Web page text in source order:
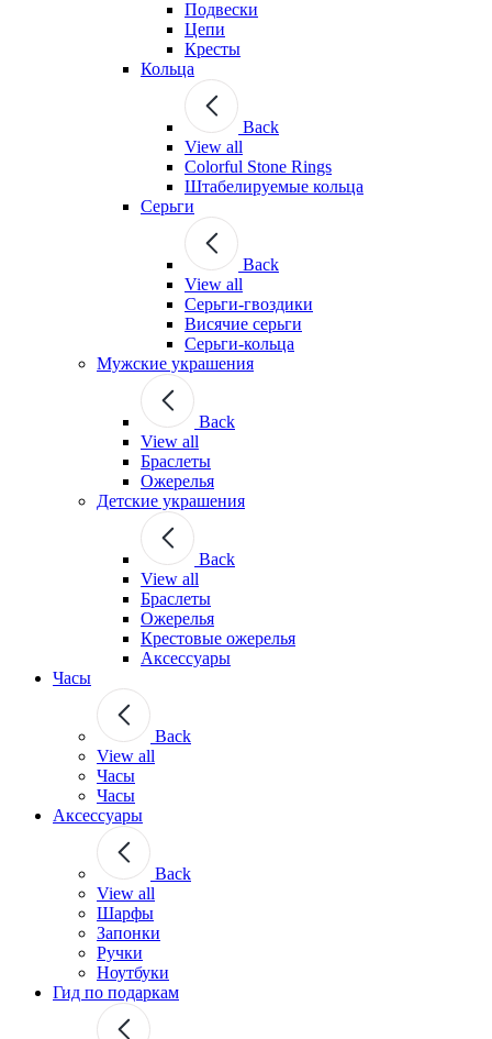
Подвески
Цепи
Кресты
Кольца
Back
View all
Colorful Stone Rings
Штабелируемые кольца
Серьги
Back
View all
Серьги-гвоздики
Висячие серьги
Серьги-кольца
Мужские украшения
Back
View all
Браслеты
Ожерелья
Детские украшения
Back
View all
Браслеты
Ожерелья
Крестовые ожерелья
Аксессуары
Часы
Back
View all
Часы
Часы
Аксессуары
Back
View all
Шарфы
Запонки
Ручки
Ноутбуки
Гид по подаркам